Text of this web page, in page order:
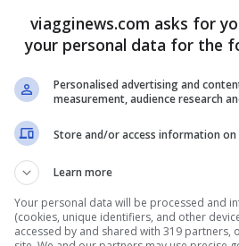
iconcorrenti di
Agricola Savarajana, nel
svolgerà laprova in esterna
ancora di più perché i
Barbieri
questa prova in esterna.
l’obbiettivo, sarà
viagginews.com asks for
your personal data for the
Personalised advertising and
measurement, audience research
Store and/or access information on
Learn more
Your personal data will be processed and
(cookies, unique identifiers, and other
accessed by and shared with 319 partners,